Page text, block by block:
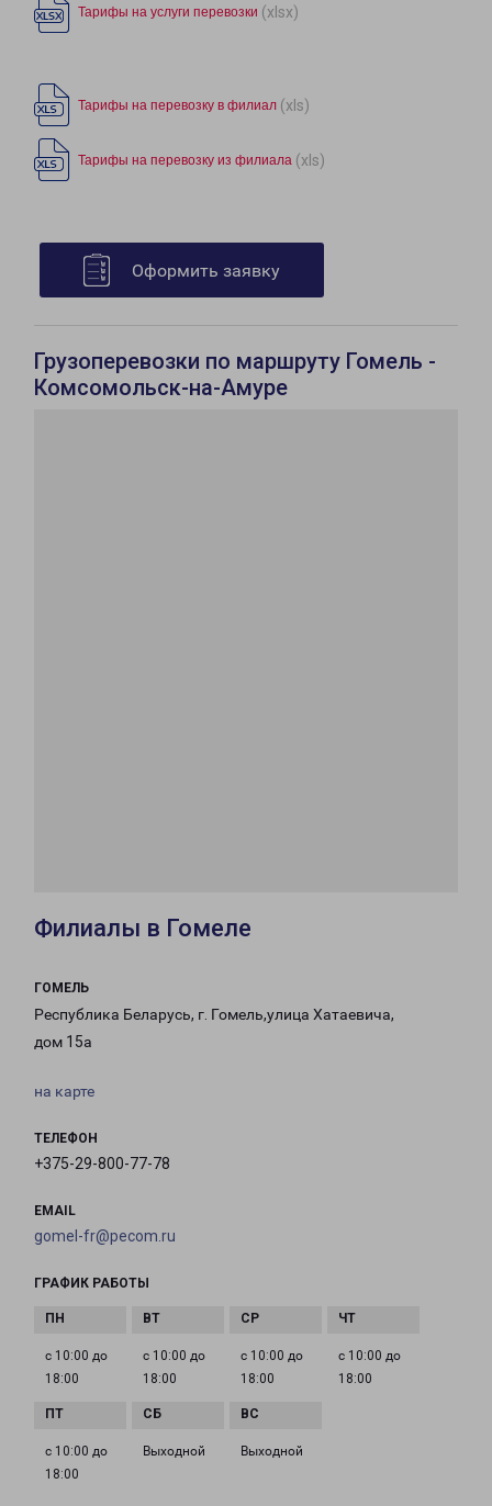
Тарифы на услуги перевозки (xlsx)
Тарифы на перевозку в филиал (xls)
Тарифы на перевозку из филиала (xls)
Оформить заявку
Грузоперевозки по маршруту Гомель -
Комсомольск-на-Амуре
Филиалы в Гомеле
ГОМЕЛЬ
Республика Беларусь, г. Гомель,улица Хатаевича,
дом 15а
на карте
ТЕЛЕФОН
+375-29-800-77-78
EMAIL
gomel-fr@pecom.ru
ГРАФИК РАБОТЫ
с 10:00 до
18:00
с 10:00 до
18:00
с 10:00 до
18:00
с 10:00 до
18:00
с 10:00 до
18:00
Выходной Выходной